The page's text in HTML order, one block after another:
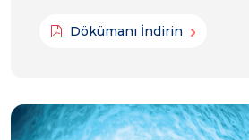
Dökümanı İndirin